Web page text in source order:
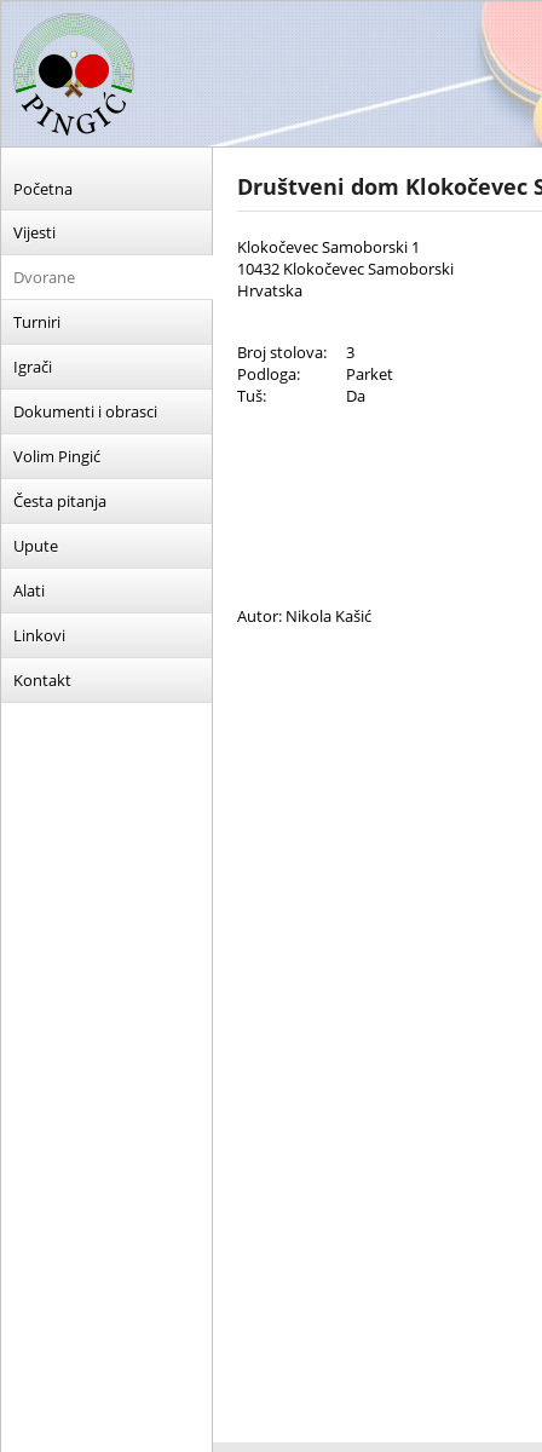
Početna
Vijesti
Dvorane
Turniri
Igrači
Dokumenti i obrasci
Volim Pingić
Česta pitanja
Upute
Alati
Linkovi
Kontakt
Društveni dom Klokočevec
Klokočevec Samoborski 1
10432 Klokočevec Samoborski
Hrvatska
Broj stolova:
3
Podloga:
Parket
Tuš:
Da
Autor: Nikola Kašić